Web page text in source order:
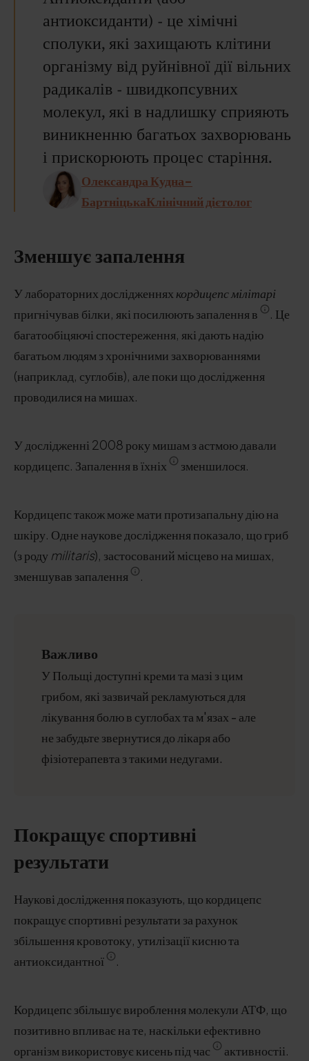
антиоксиданти) - це хімічні
сполуки, які захищають клітини
організму від руйнівної дії вільних
радикалів - швидкопсувних
молекул, які в надлишку сприяють
виникненню багатьох захворювань
і прискорюють процес старіння.
Олександра Кудна-
БартніцькаКлінічний дієтолог
Зменшує запалення
У лабораторних дослідженнях кордицепс мілітарі
пригнічував білки, які посилюють запалення в
. Це
багатообіцяючі спостереження, які дають надію
багатьом людям з хронічними захворюваннями
(наприклад, суглобів), але поки що дослідження
проводилися на мишах.
У дослідженні 2008 року мишам з астмою давали
кордицепс. Запалення в їхніх
зменшилося.
Кордицепс також може мати протизапальну дію на
шкіру. Одне наукове дослідження показало, що гриб
(з роду militaris), застосований місцево на мишах,
зменшував запалення
.
Важливо
У Польщі доступні креми та мазі з цим
грибом, які зазвичай рекламуються для
лікування болю в суглобах та м'язах - але
не забудьте звернутися до лікаря або
фізіотерапевта з такими недугами.
Покращує спортивні
результати
Наукові дослідження показують, що кордицепс
покращує спортивні результати за рахунок
збільшення кровотоку, утилізації кисню та
антиоксидантної
.
Кордицепс збільшує вироблення молекули АТФ, що
позитивно впливає на те, наскільки ефективно
організм використовує кисень під час
активностіі.